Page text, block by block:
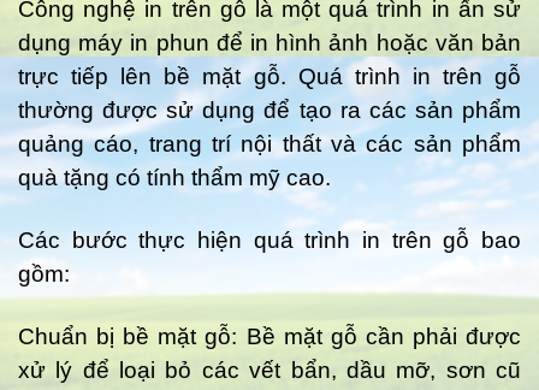
Công nghệ in trên gỗ là một quá trình in ấn sử
dụng máy in phun để in hình ảnh hoặc văn bản
trực tiếp lên bề mặt gỗ. Quá trình in trên gỗ
thường được sử dụng để tạo ra các sản phẩm
quảng cáo, trang trí nội thất và các sản phẩm
quà tặng có tính thẩm mỹ cao.
Các bước thực hiện quá trình in trên gỗ bao
gồm:
Chuẩn bị bề mặt gỗ: Bề mặt gỗ cần phải được
xử lý để loại bỏ các vết bẩn, dầu mỡ, sơn cũ